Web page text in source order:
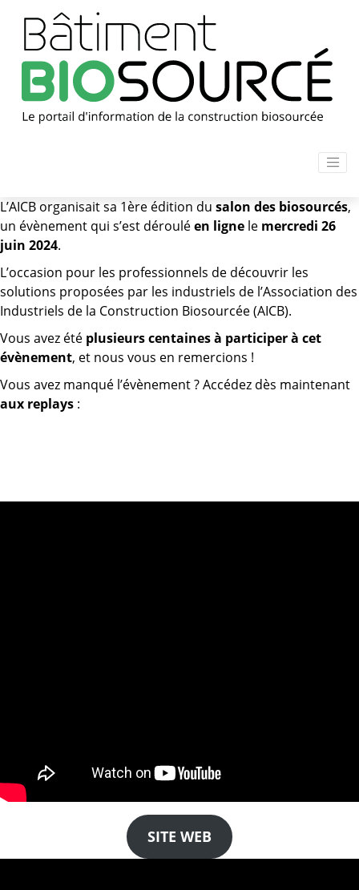
L’AICB organisait sa 1ère édition du salon des biosourcés,
un évènement qui s’est dérouléen ligne le mercredi 26
juin 2024.
L’occasion pour les professionnels de découvrir les
solutions proposées par les industriels de l’Association des
Industriels de la Construction Biosourcée (AICB).
Vous avez été plusieurs centaines à participer à cet
évènement, et nous vous en remercions !
Vous avez manqué l’évènement ? Accédez dès maintenant
aux replays :
SITE WEB